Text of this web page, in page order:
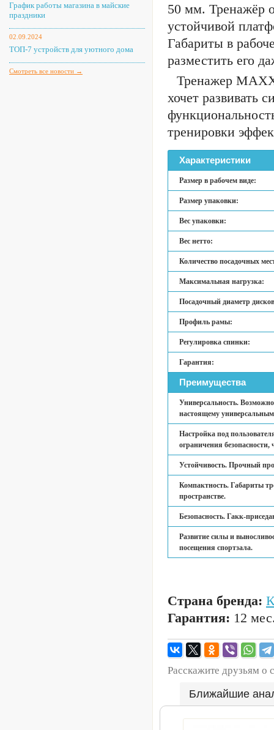
График работы магазина в майские
праздники
02.09.2024
ТОП-7 устройств для уютного дома
Смотреть все новости →
50 мм. Тренажёр
устойчивой
Габариты в
разместить его
Тренажер
хочет развивать
тренировки
Характеристики
Размер в рабочем виде:
Размер упаковки:
Вес упаковки:
Вес нетто:
Количество посадочных
Максимальная нагрузка:
Посадочный диаметр
Профиль рамы:
Регулировка спинки:
Гарантия:
Преимущества
Универсальность.
настоящему
Настройка под
ограничения безопасности,
Устойчивость. Прочный
Компактность. Габариты
пространстве.
Безопасность. Гакк-
Развитие силы и
посещения спортзала.
Страна бренда:
Гарантия: 12
Расскажите друзьям о
Ближайшие